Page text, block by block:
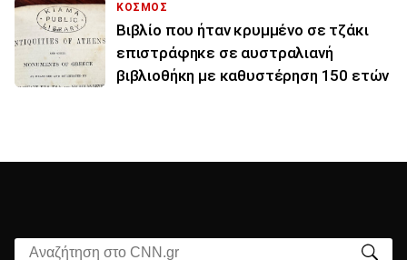
ΚΟΣΜΟΣ
Βιβλίο που ήταν κρυμμένο σε τζάκι
επιστράφηκε σε αυστραλιανή
βιβλιοθήκη με καθυστέρηση 150 ετών
Αναζήτηση στο CNN.gr